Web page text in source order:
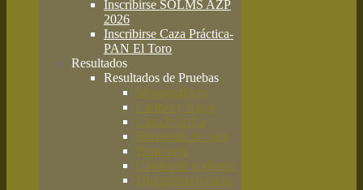
Inscribirse SOLMS AZP
2026
Inscribirse Caza Práctica-
PAN El Toro
Resultados
Resultados de Pruebas
Monográficas
Campo y Agua
Caza Práctica
Búsqueda de caza
Primavera
Clásica de codorniz
Disciplinas básicas